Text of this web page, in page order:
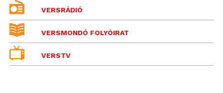
VERSRÁDIÓ
VERSMONDÓ FOLYÓIRAT
VERSTV